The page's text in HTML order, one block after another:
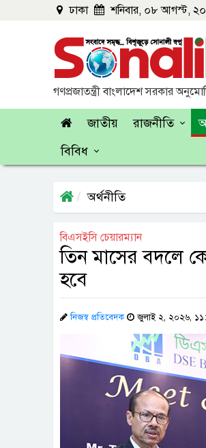
ঢাকা শনিবার, ০৮ আগস্ট,
গণপ্রজাতন্ত্রী বাংলাদেশ সরকার
জাতীয় রাজনীতি
বিবিধ
অর্থনীতি
বিএসইসি চেয়ারম্যান
তিন মাসের বদলে
হবে
নিজস্ব প্রতিবেদক জুলাই ২, ২০২৬,